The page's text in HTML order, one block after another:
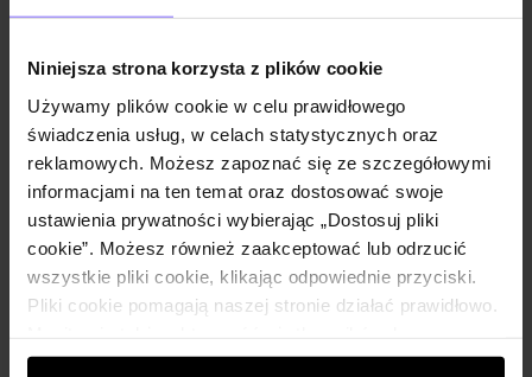
Niniejsza strona korzysta z plików cookie
Używamy plików cookie w celu prawidłowego
świadczenia usług, w celach statystycznych oraz
reklamowych. Możesz zapoznać się ze szczegółowymi
informacjami na ten temat oraz dostosować swoje
ustawienia prywatności wybierając „Dostosuj pliki
cookie”. Możesz również zaakceptować lub odrzucić
wszystkie pliki cookie, klikając odpowiednie przyciski.
Pliki cookie pomagają naszej stronie działać prawidłowo.
wyświetlać im dopasowane do ich preferencji treści,
Czarna pikowana kurtka zimowa damska
KURDT-0305-99(Z25)
659,90 zł
Wybierz rozmiar
Dodaj do koszyka